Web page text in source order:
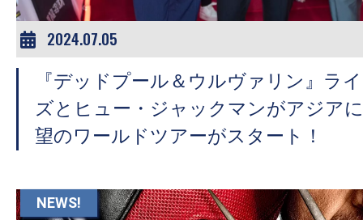
2024.07.05
『デッドプール＆ウルヴァリン』ラ
ズとヒュー・ジャックマンがアジア
望のワールドツアーがスタート！
NEWS!